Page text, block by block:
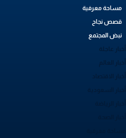
مساحة معرفية
قصص نجاح
نبض المجتمع
عاجلة
العالم
الاقتصاد